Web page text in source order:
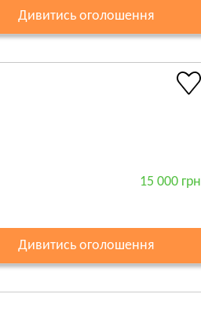
Дивитись оголошення
15 000 грн
Дивитись оголошення